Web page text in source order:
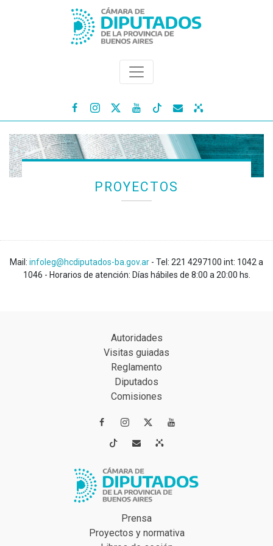
   
PROYECTOS
Mail: infoleg@hcdiputados-ba.gov.ar - Tel: 221 4297100 int: 1042 a
1046 - Horarios de atención: Días hábiles de 8:00 a 20:00 hs.
Autoridades
Visitas guiadas
Reglamento
Diputados
Comisiones
 
 
Prensa
Proyectos y normativa